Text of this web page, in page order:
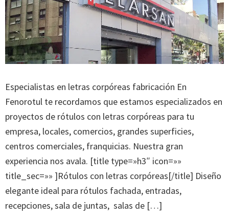
Especialistas en letras corpóreas fabricación En
Fenorotul te recordamos que estamos especializados en
proyectos de rótulos con letras corpóreas para tu
empresa, locales, comercios, grandes superficies,
centros comerciales, franquicias. Nuestra gran
experiencia nos avala. [title type=»h3″ icon=»»
title_sec=»» ]Rótulos con letras corpóreas[/title] Diseño
elegante ideal para rótulos fachada, entradas,
recepciones, sala de juntas, salas de […]